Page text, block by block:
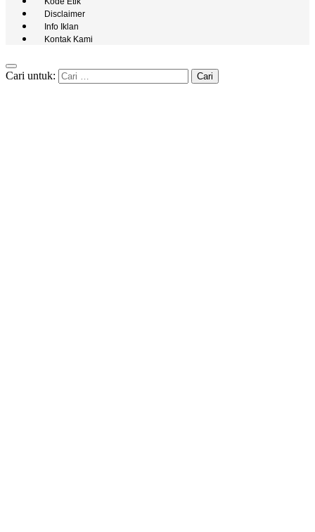
Disclaimer
Info Iklan
Kontak Kami
Cari untuk: